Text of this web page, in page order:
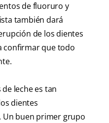
de fluoruro y
también dará
de los dientes
confirmar que todo
leche es tan
dientes
Un buen primer grupo